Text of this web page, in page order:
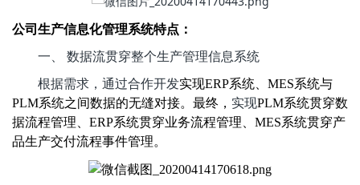
公司生产信息化管理系统特点：
一、 数据流贯穿整个生产管理信息系统
根据需求，通过合作开发实现ERP系统、 MES系统与
PLM系统之间数据的无缝对接。最终， 实现PLM系统贯穿数
据流程管理、ERP系统贯穿业务流程管理、MES系统贯穿产
品生产交付流程事件管理。